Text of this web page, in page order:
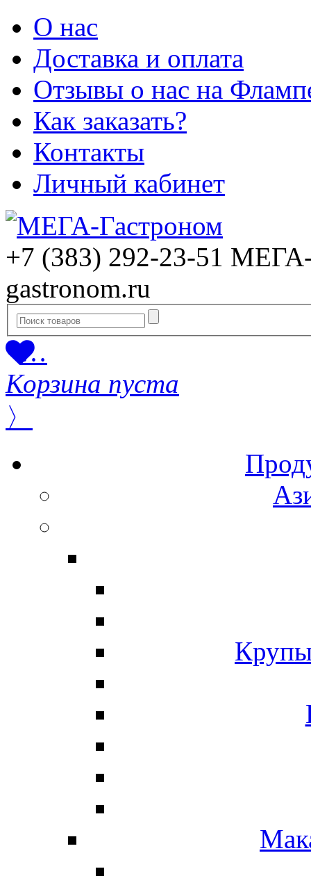
О нас
Доставка и оплата
Отзывы о нас на
Как заказать?
Контакты
Личный кабинет
+7 (383) 292-23-51 МЕГА-
gastronom.ru
…
Корзина пуста
〉